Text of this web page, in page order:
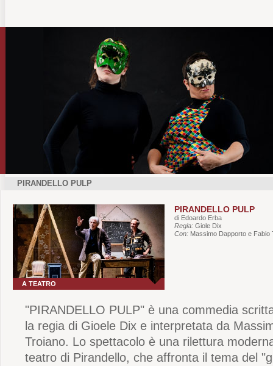
PIRANDELLO PULP
A TEATRO
PIRANDELLO PULP
di Edoardo Erba
Regia:Giole Dix
Con: Massimo Dapporto e Fabio
"PIRANDELLO PULP" è una commedia
la regia di Gioele Dix e interpretata da
Troiano. Lo spettacolo è una rilettura
teatro di Pirandello, che affronta il tema del